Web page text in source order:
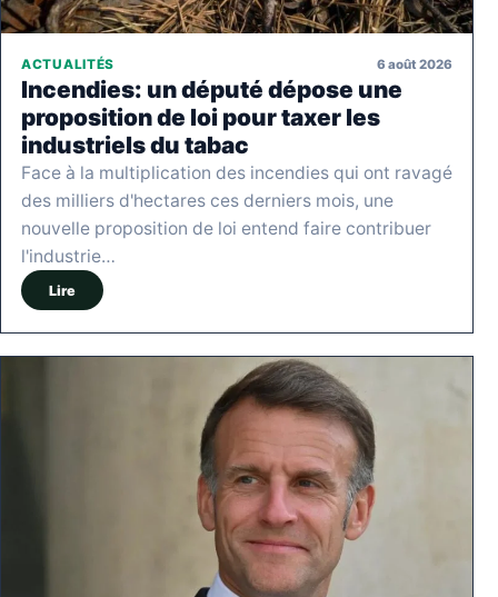
ACTUALITÉS 6 août 2026
Incendies: un député dépose une
proposition de loi pour taxer les
industriels du tabac
Face à la multiplication des incendies qui ont ravagé
des milliers d'hectares ces derniers mois, une
nouvelle proposition de loi entend faire contribuer
l'industrie…
Lire